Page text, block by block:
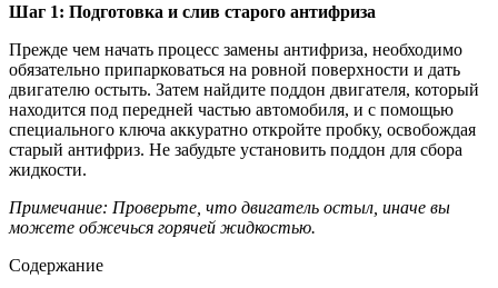
Шаг 1: Подготовка и слив старого антифриза
Прежде чем начать процесс замены антифриза, необходимо
обязательно припарковаться на ровной поверхности и дать
двигателю остыть. Затем найдите поддон двигателя, который
находится под передней частью автомобиля, и с помощью
специального ключа аккуратно откройте пробку, освобождая
старый антифриз. Не забудьте установить поддон для сбора
жидкости.
Примечание: Проверьте, что двигатель остыл, иначе вы
можете обжечься горячей жидкостью.
Содержание